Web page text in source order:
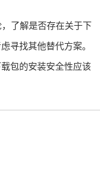
了解是否存在关于下
寻找其他替代方案。
包的安装安全性应该